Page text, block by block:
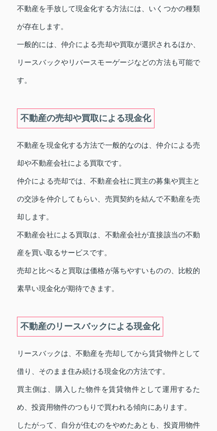
不動産を手放して現金化する方法には、いくつかの種類
が存在します。
一般的には、仲介による売却や買取が選択されるほか、
リースバックやリバースモーゲージなどの方法も可能で
す。
不動産の売却や買取による現金化
不動産を現金化する方法で一般的なのは、仲介による売
却や不動産会社による買取です。
仲介による売却では、不動産会社に買主の募集や買主と
の交渉を仲介してもらい、売買契約を結んで不動産を売
却します。
不動産会社による買取は、不動産会社が直接該当の不動
産を買い取るサービスです。
売却と比べると買取は価格が落ちやすいものの、比較的
素早い現金化が期待できます。
不動産のリースバックによる現金化
リースバックは、不動産を売却してから賃貸物件として
借り、そのまま住み続ける現金化の方法です。
買主側は、購入した物件を賃貸物件として運用するた
め、投資用物件のつもりで買われる傾向にあります。
したがって、自分が住むのをやめたあとも、投資用物件